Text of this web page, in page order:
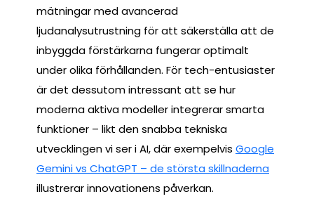
mätningar med avancerad
ljudanalysutrustning för att säkerställa att de
inbyggda förstärkarna fungerar optimalt
under olika förhållanden. För tech-entusiaster
är det dessutom intressant att se hur
moderna aktiva modeller integrerar smarta
funktioner – likt den snabba tekniska
utvecklingen vi ser i AI, där exempelvis Google
Gemini vs ChatGPT – de största skillnaderna
illustrerar innovationens påverkan.